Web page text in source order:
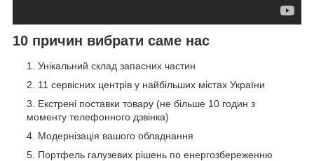
10 причин вибрати саме нас
Унікальний склад запасних частин
11 сервісних центрів у найбільших містах України
Екстрені поставки товару (не більше 10 годин з
моменту телефонного дзвінка)
Модернізація вашого обладнання
Портфель галузевих рішень по енергозбереженню